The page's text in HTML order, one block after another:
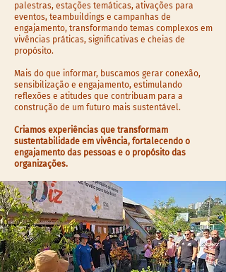
palestras, estações temáticas, ativações para
eventos, teambuildings e campanhas de
engajamento, transformando temas complexos em
vivências práticas, significativas e cheias de
propósito.​
Mais do que informar, buscamos gerar conexão,
sensibilização e engajamento, estimulando
reflexões e atitudes que contribuam para a
construção de um futuro mais sustentável.​
Criamos experiências que transformam
sustentabilidade em vivência, fortalecendo o
engajamento das pessoas e o propósito das
organizações.